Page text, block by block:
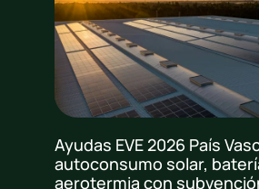
Ayudas EVE 2026 País
autoconsumo solar,
aerotermia con